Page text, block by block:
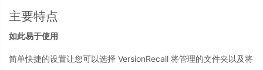
主要特点
如此易于使用
简单快捷的设置让您可以选择 VersionRecall 将管理的文件夹以及将